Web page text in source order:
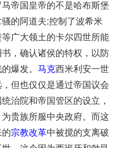
帝国皇帝的不是哈布斯堡
的阿道夫;控制了波希米
广大领土的卡尔四世所能
，确认诸侯的特权，以防
爆发。 马克西米利安一世
但也仅仅是通过帝国议会
治院和帝国管区的设立，
贵族所服中央政府。而这
宗教改革中被搅的支离破